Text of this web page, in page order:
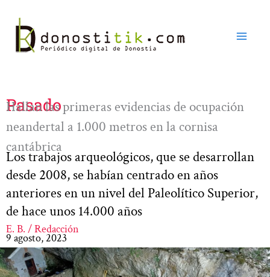
contenido
Pasado
Hallan las primeras evidencias de ocupación
neandertal a 1.000 metros en la cornisa
cantábrica
Los trabajos arqueológicos, que se desarrollan
desde 2008, se habían centrado en años
anteriores en un nivel del Paleolítico Superior,
de hace unos 14.000 años
E. B. / Redacción
9 agosto, 2023